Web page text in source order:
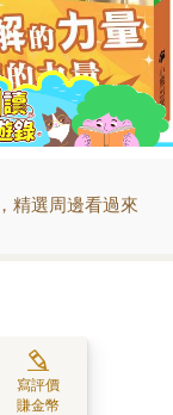
精選周邊看過來
寫評價
賺金幣